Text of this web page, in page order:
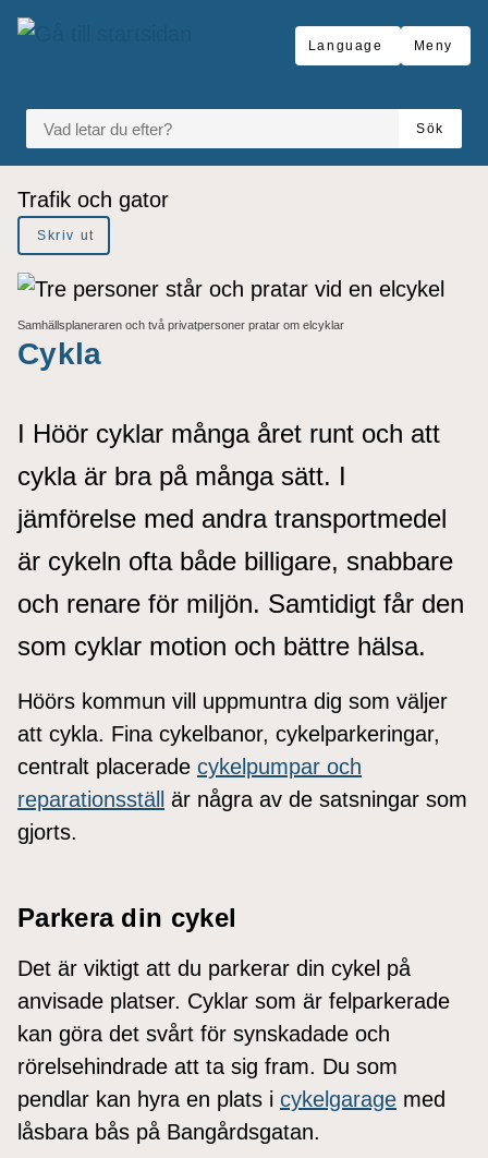
Gå till innehåll
till sidomeny
Language Meny
VAD LETAR DU EFTER?
Sök
Du är här:
Trafik och gator
Skriv ut
Samhällsplaneraren och två privatpersoner pratar om elcyklar
Cykla
I Höör cyklar många året runt och att
cykla är bra på många sätt. I
jämförelse med andra transportmedel
är cykeln ofta både billigare, snabbare
och renare för miljön. Samtidigt får den
som cyklar motion och bättre hälsa.
Höörs kommun vill uppmuntra dig som väljer
att cykla. Fina cykelbanor, cykelparkeringar,
centralt placerade cykelpumpar och
reparationsställ är några av de satsningar som
gjorts.
Parkera din cykel
Det är viktigt att du parkerar din cykel på
anvisade platser. Cyklar som är felparkerade
kan göra det svårt för synskadade och
rörelsehindrade att ta sig fram. Du som
pendlar kan hyra en plats i cykelgarage med
låsbara bås på Bangårdsgatan.